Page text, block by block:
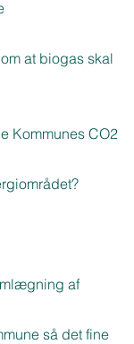
at biogas skal
Kommunes CO2
af
så det fine